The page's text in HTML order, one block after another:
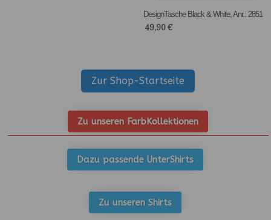
DesignTasche Black & White, Anr.: 2851
49,90€
Zur Shop-Startseite
Zu unseren FarbKollektionen
Dazu passende UnterShirts
Zu unseren Shirts